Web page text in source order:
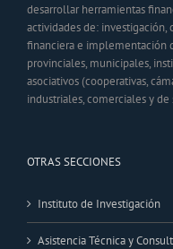
desarrollar herramientas
actividades de: investigación,
financiera e implementación
provinciales, municipales,
asociativos (cooperativas,
industriales, comerciales y
OTRAS SECCIONES
Instituto de Investigación
Asistencia Técnica y